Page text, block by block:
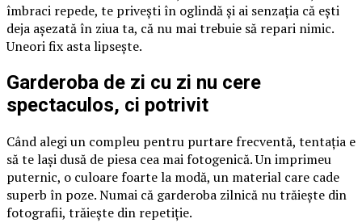
îmbraci repede, te privești în oglindă și ai senzația că ești
deja așezată în ziua ta, că nu mai trebuie să repari nimic.
Uneori fix asta lipsește.
Garderoba de zi cu zi nu cere
spectaculos, ci potrivit
Când alegi un compleu pentru purtare frecventă, tentația e
să te lași dusă de piesa cea mai fotogenică. Un imprimeu
puternic, o culoare foarte la modă, un material care cade
superb în poze. Numai că garderoba zilnică nu trăiește din
fotografii, trăiește din repetiție.